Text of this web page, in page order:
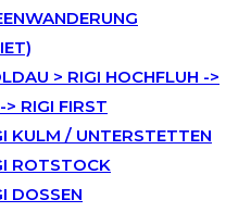
> RIGI HOCHFLUH ->
> RIGI FIRST
KULM / UNTERSTETTEN
ROTSTOCK
DOSSEN